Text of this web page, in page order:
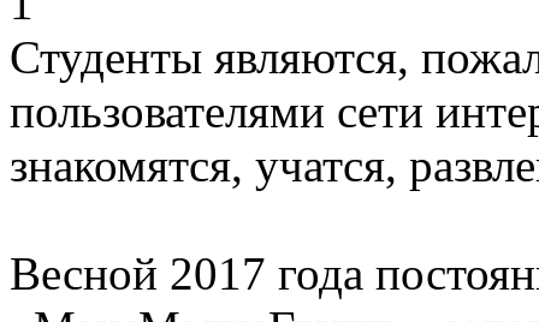
Студенты являются,
пользователями сети
знакомятся, учатся,
Весной 2017 года